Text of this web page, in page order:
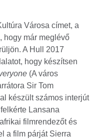
Városa címet, a
hogy már meglévő
A Hull 2017
hogy készítsen
(A város
Sir Tom
készült számos interjút
Lansana
filmrendezőt és
a film párját Sierra